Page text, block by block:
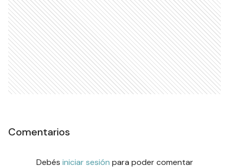
Comentarios
Debés iniciar sesión para poder comentar